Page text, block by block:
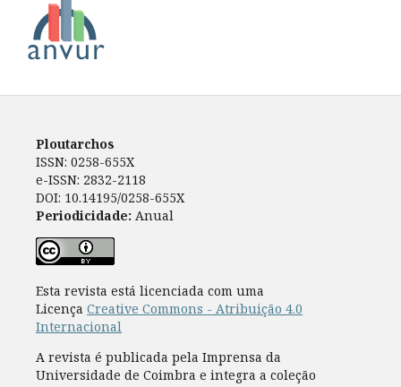
Ploutarchos
ISSN: 0258-655X
e-ISSN: 2832-2118
DOI: 10.14195/0258-655X
Periodicidade: Anual
Esta revista está licenciada com uma
Licença Creative Commons - Atribuição 4.0
Internacional
A revista é publicada pela Imprensa da
Universidade de Coimbra e integra a coleção